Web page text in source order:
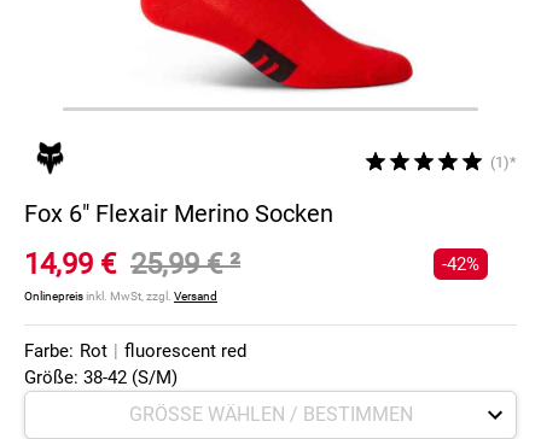
(1)*
Fox 6" Flexair Merino Socken
14,99 € 25,99 €²
Onlinepreisinkl. MwSt, zzgl. Versand
-42%
Farbe: Rot | fluorescent red
Größe: 38-42 (S/M)